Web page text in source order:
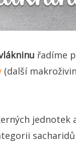
řadíme
(další